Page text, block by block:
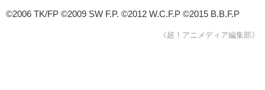
©2006 TK/FP ©2009 SW F.P. ©2012 W.C.F.P ©2015 B.B.F.P
《超！アニメディア編集部》